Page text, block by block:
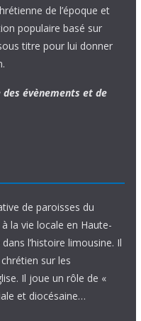
de l’époque et
populaire basé sur
titre pour lui donner
des évènements et de
de paroisses du
la vie locale en Haute-
l’histoire limousine. Il
sur les
Il joue un rôle de «
et diocésaine…